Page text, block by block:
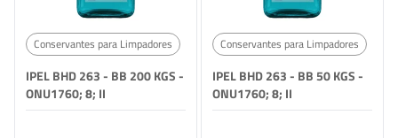
Conservantes para Limpadores
IPEL BHD 263 - BB 200 KGS -
ONU1760; 8; II
Conservantes para Limpadores
IPEL BHD 263 - BB 50 KGS -
ONU1760; 8; II